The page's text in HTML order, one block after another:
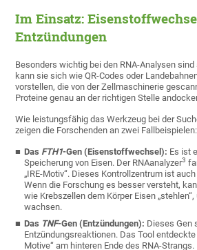
Im Einsatz:
Entzündungen
Besonders wichtig bei den RNA-Analysen
kann sie sich wie QR-Codes oder
vorstellen, die von der Zellmaschinerie
Proteine genau an der richtigen Stelle
Wie leistungsfähig das Werkzeug bei der
zeigen die Forschenden an zwei Fallbeispielen:
Das FTH1-Gen (Eisenstoffwechsel): Es ist
Speicherung von Eisen. Der RNAanalyzer3
„IRE-Motiv“. Dieses Kontrollzentrum ist
Wenn die Forschung es besser versteht,
wie Krebszellen dem Körper Eisen
wachsen.
Das TNF-Gen (Entzündungen): Dieses Gen
Entzündungsreaktionen. Das Tool entdeckte
Motive“ am hinteren Ende des RNA-